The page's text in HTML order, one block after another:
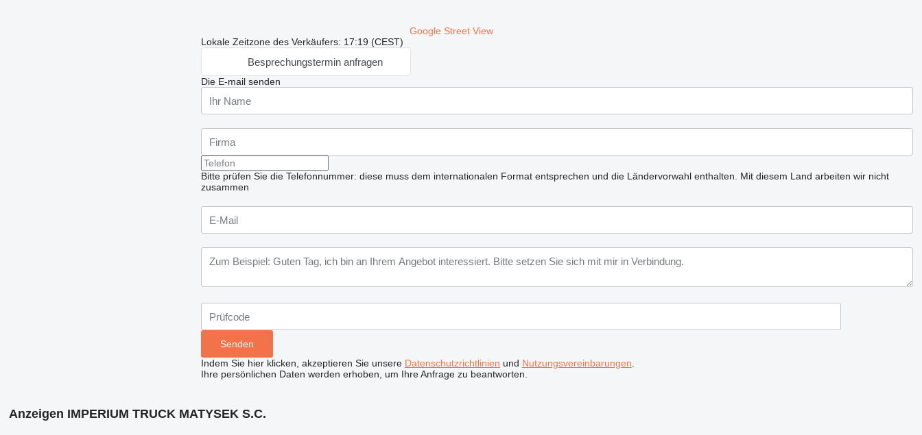
Google Street View
Lokale Zeitzone des Verkäufers: 17:19 (CEST)
Besprechungstermin anfragen
Die E-mail senden
Bitte prüfen Sie die Telefonnummer: diese muss dem internationalen Format entsprechen und die Ländervorwahl enthalten.
Mit diesem Land arbeiten wir nicht
zusammen
Indem Sie hier klicken, akzeptieren Sie unsere Datenschutzrichtlinien und Nutzungsvereinbarungen
Ihre persönlichen Daten werden erhoben, um Ihre Anfrage zu beantworten.
Anzeigen IMPERIUM TRUCK MATYSEK S.C.